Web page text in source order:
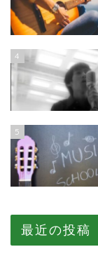
4
5
最近の投稿